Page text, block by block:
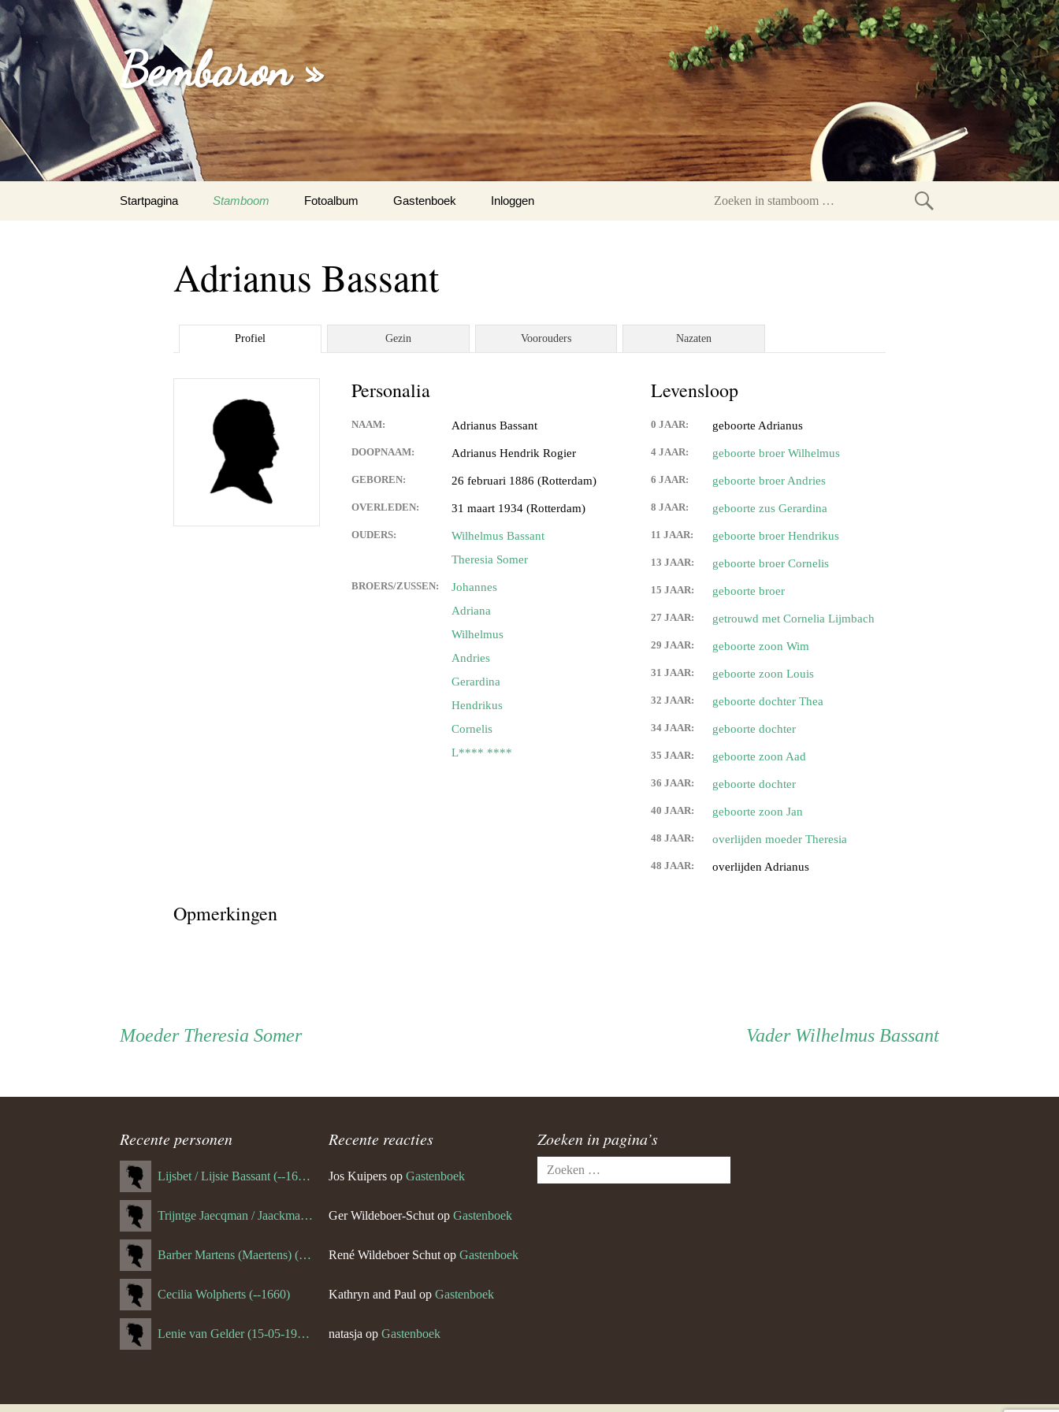
Bembaron »
naar
Startpagina Stamboom Fotoalbum Gastenboek
Inloggen
Zoeken
Adrianus Bassant
Profiel Gezin Voorouders Nazaten
Personalia
NAAM: Adrianus Bassant
DOOPNAAM: Adrianus Hendrik Rogier
GEBOREN: 26 februari 1886 (Rotterdam)
OVERLEDEN: 31 maart 1934 (Rotterdam)
OUDERS:
Wilhelmus Bassant
Theresia Somer
BROERS/ZUSSEN:
Johannes
Adriana
Wilhelmus
Andries
Gerardina
Hendrikus
Cornelis
L**** ****
Levensloop
0 JAAR: geboorte Adrianus
4 JAAR: geboorte broer Wilhelmus
6 JAAR: geboorte broer Andries
8 JAAR: geboorte zus Gerardina
11 JAAR: geboorte broer Hendrikus
13 JAAR: geboorte broer Cornelis
15 JAAR: geboorte broer
27 JAAR: getrouwd met Cornelia Lijmbach
29 JAAR: geboorte zoon Wim
31 JAAR: geboorte zoon Louis
32 JAAR: geboorte dochter Thea
34 JAAR: geboorte dochter
35 JAAR: geboorte zoon Aad
36 JAAR: geboorte dochter
40 JAAR: geboorte zoon Jan
48 JAAR: overlijden moeder Theresia
48 JAAR: overlijden Adrianus
Opmerkingen
Persoon
ouder
navigatie
Vader Vader
Wilhelmus Bassant
Moeder Moeder
Theresia Somer
Recente personen
Lijsbet / Lijsie Bassant (--1687)
Trijntge Jaecqman / Jaackman (--1651)
Barber Martens (Maertens) (--1658)
Cecilia Wolpherts (--1660)
Lenie van Gelder (15-05-1970)
Recente reacties
Jos Kuipers op Gastenboek
Ger Wildeboer-Schut op Gastenboek
René Wildeboer Schut op Gastenboek
Kathryn and Paul op Gastenboek
natasja op Gastenboek
Zoeken in pagina’s
Zoeken
naar: